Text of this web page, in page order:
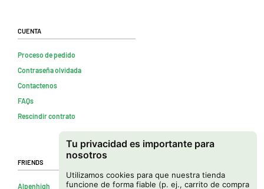
Tu privacidad es importante para
nosotros
Utilizamos cookies para que nuestra tienda
funcione de forma fiable (p. ej., carrito de compra
Cuenta
Proceso de pedido
Contraseña olvidada
Contactenos
FAQs
Rescindir contrato
Friends
Alpenhigh